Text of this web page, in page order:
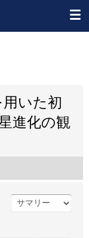
いた初
進化の観